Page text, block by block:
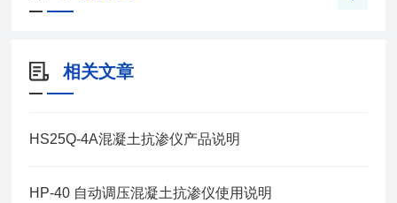
相关文章
HS25Q-4A混凝土抗渗仪产品说明
HP-40 自动调压混凝土抗渗仪使用说明